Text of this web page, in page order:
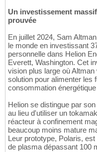
Un investissement
prouvée
En juillet 2024, Sam
le monde en investissant
personnelle dans Helion
Everett, Washington. Cet
vision plus large où
solution pour alimenter les
consommation
Helion se distingue par
au lieu d'utiliser un
réacteur à confinement
beaucoup moins mature
Leur prototype, Polaris,
de plasma dépassant 100